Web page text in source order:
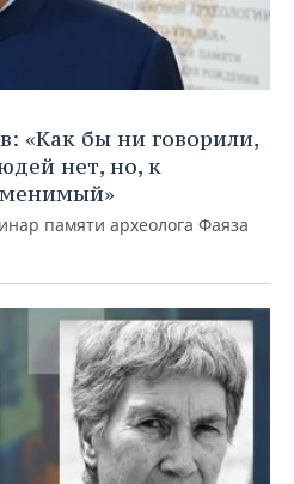
«Как бы ни говорили,
нет, но, к
памяти археолога Фаяза